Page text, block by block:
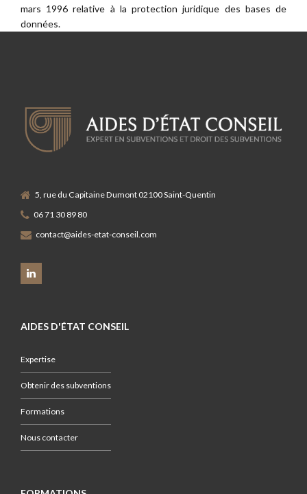
mars 1996 relative à la protection juridique des bases de
données.
5, rue du Capitaine Dumont 02100 Saint-Quentin
06 71 30 89 80
contact@aides-etat-conseil.com
AIDES D'ÉTAT CONSEIL
Expertise
Obtenir des subventions
Formations
Nous contacter